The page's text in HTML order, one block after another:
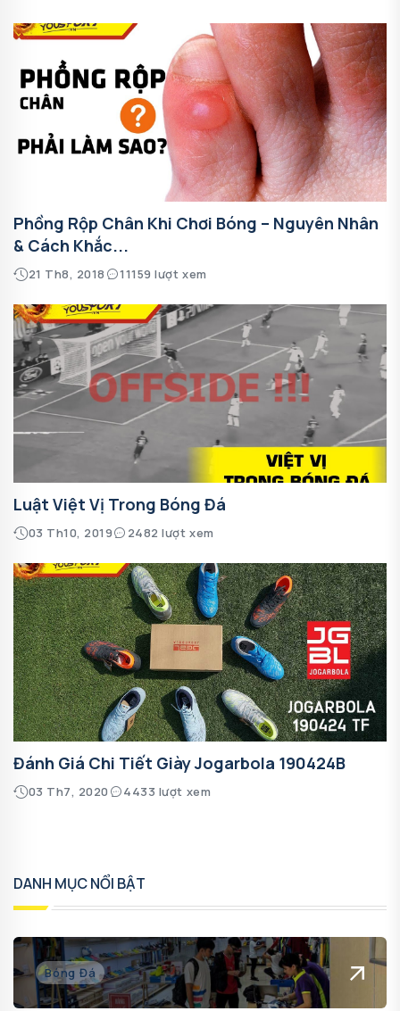
Phồng Rộp Chân Khi Chơi Bóng – Nguyên Nhân
& Cách Khắc...
21 Th8, 2018 11159 lượt xem
Luật Việt Vị Trong Bóng Đá
03 Th10, 2019 2482 lượt xem
Đánh Giá Chi Tiết Giày Jogarbola 190424B
03 Th7, 2020 4433 lượt xem
DANH MỤC NỔI BẬT
Bóng Đá